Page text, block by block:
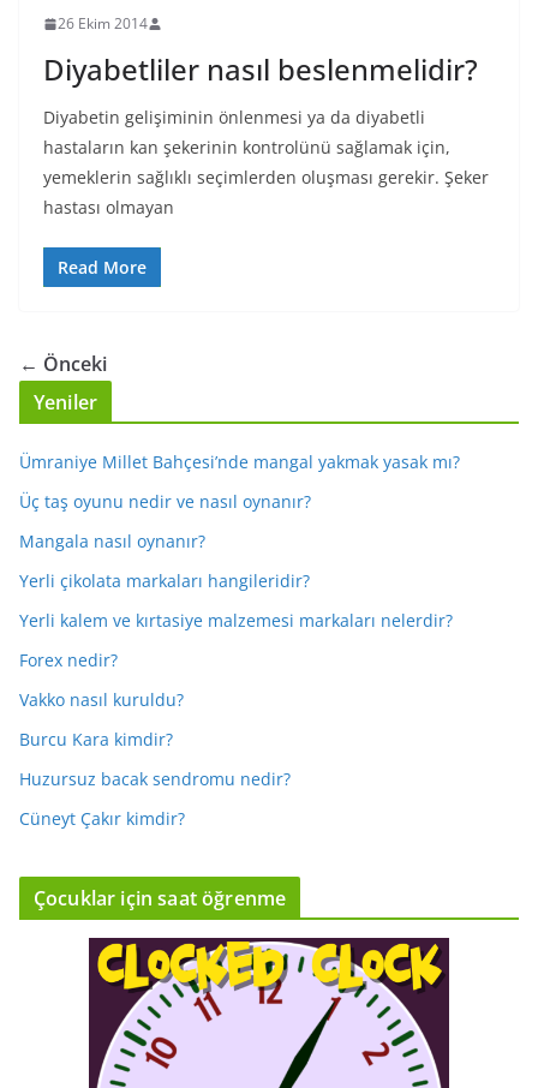
26 Ekim 2014
Diyabetliler nasıl beslenmelidir?
Diyabetin gelişiminin önlenmesi ya da diyabetli
hastaların kan şekerinin kontrolünü sağlamak için,
yemeklerin sağlıklı seçimlerden oluşması gerekir. Şeker
hastası olmayan
Read More
← Önceki
Yeniler
Ümraniye Millet Bahçesi’nde mangal yakmak yasak mı?
Üç taş oyunu nedir ve nasıl oynanır?
Mangala nasıl oynanır?
Yerli çikolata markaları hangileridir?
Yerli kalem ve kırtasiye malzemesi markaları nelerdir?
Forex nedir?
Vakko nasıl kuruldu?
Burcu Kara kimdir?
Huzursuz bacak sendromu nedir?
Cüneyt Çakır kimdir?
Çocuklar için saat öğrenme